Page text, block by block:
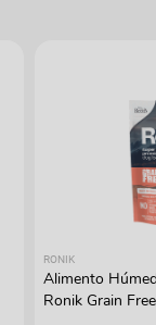
RONIK
Alimento
Ronik Grain